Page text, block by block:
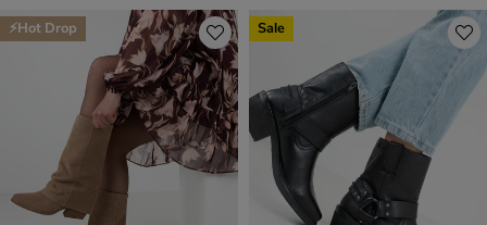
⚡Hot Drop Sale